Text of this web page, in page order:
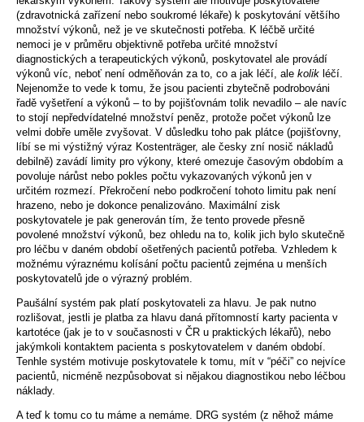
(zdravotnická zařízení nebo soukromé lékaře) k poskytování většího
množství výkonů, než je ve skutečnosti potřeba. K léčbě určité
nemoci je v průměru objektivně potřeba určité množství
diagnostických a terapeutických výkonů, poskytovatel ale provádí
výkonů víc, neboť není odměňován za to, co a jak léčí, ale kolik léčí.
Nejenomže to vede k tomu, že jsou pacienti zbytečně podrobováni
řadě vyšetření a výkonů – to by pojišťovnám tolik nevadilo – ale navíc
to stojí nepředvídatelné množství peněz, protože počet výkonů lze
velmi dobře uměle zvyšovat. V důsledku toho pak plátce (pojišťovny,
líbí se mi výstižný výraz Kostenträger, ale česky zní nosič nákladů
debilně) zavádí limity pro výkony, které omezuje časovým obdobím a
povoluje nárůst nebo pokles počtu vykazovaných výkonů jen v
určitém rozmezí. Překročení nebo podkročení tohoto limitu pak není
hrazeno, nebo je dokonce penalizováno. Maximální zisk
poskytovatele je pak generován tím, že tento provede přesně
povolené množství výkonů, bez ohledu na to, kolik jich bylo skutečně
pro léčbu v daném období ošetřených pacientů potřeba. Vzhledem k
možnému výraznému kolísání počtu pacientů zejména u menších
poskytovatelů jde o výrazný problém.
Paušální systém pak platí poskytovateli za hlavu. Je pak nutno
rozlišovat, jestli je platba za hlavu daná přítomností karty pacienta v
kartotéce (jak je to v současnosti v ČR u praktických lékařů), nebo
jakýmkoli kontaktem pacienta s poskytovatelem v daném období.
Tenhle systém motivuje poskytovatele k tomu, mít v “péči” co nejvíce
pacientů, nicméně nezpůsobovat si nějakou diagnostikou nebo léčbou
náklady.
A teď k tomu co tu máme a nemáme. DRG systém (z něhož máme